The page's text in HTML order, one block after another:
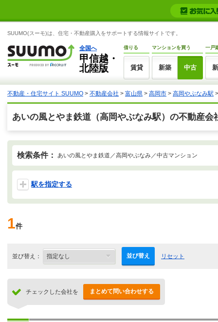
SUUMO(スーモ)は、住宅・不動産購入をサポートする情報サイトです。
全国へ
甲信越・
北陸版
借りる
賃貸
マンションを買う
新築 中古
一戸
不動産・住宅サイト SUUMO > 不動産会社 > 富山県 > 高岡市 > 高岡やぶなみ駅
あいの風とやま鉄道（高岡やぶなみ駅）の不動産会
検索条件： あいの風とやま鉄道／高岡やぶなみ／中古マンション
駅を指定する
1件
並び替え： 並び替え リセット
チェックした会社を まとめて問い合わせする